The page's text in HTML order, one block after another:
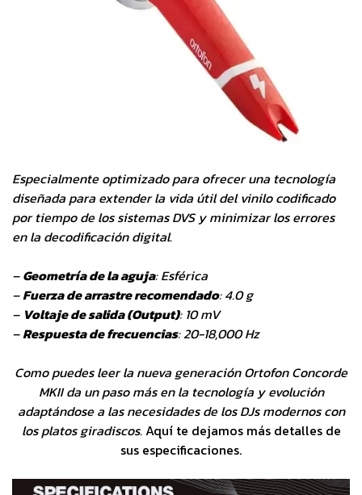
Especialmente optimizado para ofrecer una tecnología
diseñada para extender la vida útil del vinilo codificado
por tiempo de los sistemas DVS y minimizar los errores
en la decodificación digital.
–Geometría de la aguja: Esférica
–Fuerza de arrastre recomendado: 4.0 g
– Voltaje de salida (Output): 10 mV
–Respuesta de frecuencias: 20-18,000 Hz
Como puedes leer la nueva generación Ortofon Concorde
MKII da un paso más en la tecnología y evolución
adaptándose a las necesidades de los DJs modernos con
los platos giradiscos.Aquí te dejamos más detalles de
sus especificaciones.